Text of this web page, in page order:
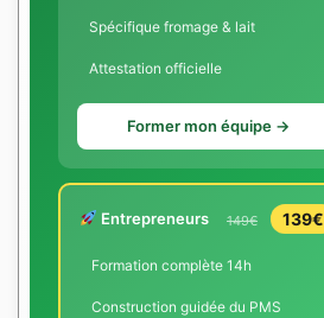
Spécifique fromage & lait
Attestation officielle
Former mon équipe →
Entrepreneurs 149€ 139€
Formation complète 14h
Construction guidée du PMS